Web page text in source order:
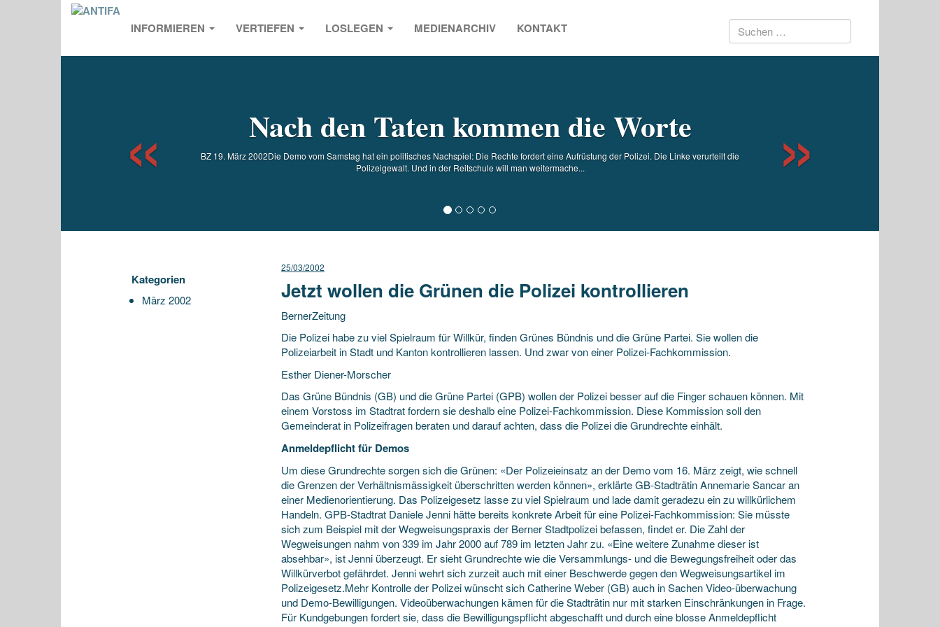
INFORMIEREN VERTIEFEN LOSLEGEN MEDIENARCHIV KONTAKT Suchen
Nach den Taten kommen die Worte
BZ 19. März 2002Die Demo vom Samstag hat ein politisches Nachspiel: Die Rechte fordert eine Aufrüstung der Polizei. Die Linke verurteilt die
Polizeigewalt. Und in der Reitschule will man weitermache...
Kategorien
März 2002
25/03/2002
Jetzt wollen die Grünen die Polizei kontrollieren
BernerZeitung
Die Polizei habe zu viel Spielraum für Willkür, finden Grünes Bündnis und die Grüne Partei. Sie wollen die
Polizeiarbeit in Stadt und Kanton kontrollieren lassen. Und zwar von einer Polizei-Fachkommission.
Esther Diener-Morscher
Das Grüne Bündnis (GB) und die Grüne Partei (GPB) wollen der Polizei besser auf die Finger schauen können. Mit
einem Vorstoss im Stadtrat fordern sie deshalb eine Polizei-Fachkommission. Diese Kommission soll den
Gemeinderat in Polizeifragen beraten und darauf achten, dass die Polizei die Grundrechte einhält.
Anmeldepflicht für Demos
Um diese Grundrechte sorgen sich die Grünen: «Der Polizeieinsatz an der Demo vom 16. März zeigt, wie schnell
die Grenzen der Verhältnismässigkeit überschritten werden können», erklärte GB-Stadträtin Annemarie Sancar an
einer Medienorientierung. Das Polizeigesetz lasse zu viel Spielraum und lade damit geradezu ein zu willkürlichem
Handeln. GPB-Stadtrat Daniele Jenni hätte bereits konkrete Arbeit für eine Polizei-Fachkommission: Sie müsste
sich zum Beispiel mit der Wegweisungspraxis der Berner Stadtpolizei befassen, findet er. Die Zahl der
Wegweisungen nahm von 339 im Jahr 2000 auf 789 im letzten Jahr zu. «Eine weitere Zunahme dieserist
absehbar», ist Jenni überzeugt. Er sieht Grundrechte wie die Versammlungs- und die Bewegungsfreiheit oder das
Willkürverbot gefährdet. Jenni wehrt sich zurzeit auch mit einer Beschwerde gegen den Wegweisungsartikel im
Polizeigesetz.Mehr Kontrolle der Polizei wünscht sich Catherine Weber (GB) auch in Sachen Video-überwachung
und Demo-Bewilligungen. Videoüberwachungen kämen für die Stadträtin nur mit starken Einschränkungen in Frage.
Für Kundgebungen fordert sie, dass die Bewilligungspflicht abgeschafft und durch eine blosse Anmeldepflicht